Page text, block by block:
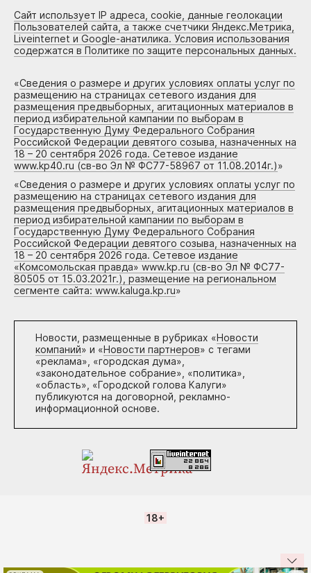
Сайт использует IP адреса, cookie, данные геолокации
Пользователей сайта, а также счетчики Яндекс.Метрика,
Liveinternet и Google-анатилика. Условия использования
содержатся в Политике по защите персональных данных.
«Сведения о размере и других условиях оплаты услуг по
размещению на страницах сетевого издания для
размещения предвыборных, агитационных материалов в
период избирательной кампании по выборам в
Государственную Думу Федерального Собрания
Российской Федерации девятого созыва, назначенных на
18 – 20 сентября 2026 года. Сетевое издание
www.kp40.ru (св-во Эл № ФС77-58967 от 11.08.2014г.)»
«Сведения о размере и других условиях оплаты услуг по
размещению на страницах сетевого издания для
размещения предвыборных, агитационных материалов в
период избирательной кампании по выборам в
Государственную Думу Федерального Собрания
Российской Федерации девятого созыва, назначенных на
18 – 20 сентября 2026 года. Сетевое издание
«Комсомольская правда» www.kp.ru (св-во Эл № ФС77-
80505 от 15.03.2021г.), размещение на региональном
сегменте сайта: www.kaluga.kp.ru»
Новости, размещенные в рубриках «Новости
компаний» и «Новости партнеров» с тегами
«реклама», «городская дума»,
«законодательное собрание», «политика»,
«область», «Городской голова Калуги»
публикуются на договорной, рекламно-
информационной основе.
18+